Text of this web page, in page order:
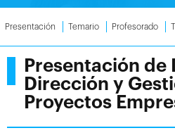
Presentación Temario Profesorado
Presentación de
Dirección y
Proyectos